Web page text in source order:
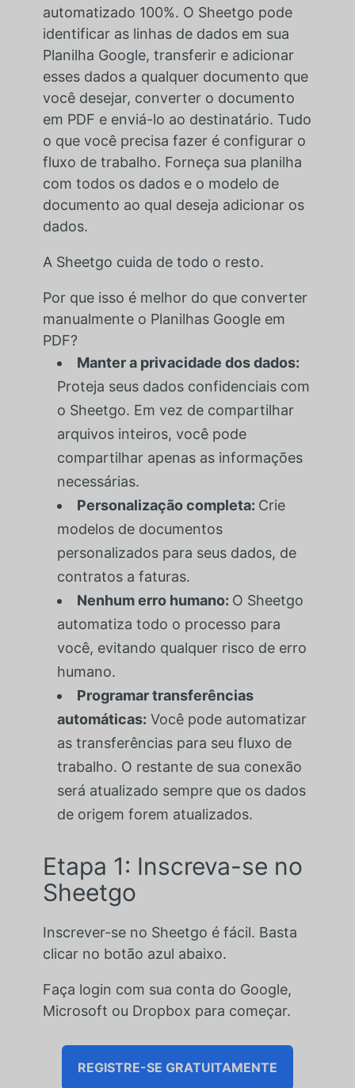
automatizado 100%. O Sheetgo pode
identificar as linhas de dados em sua
Planilha Google, transferir e adicionar
esses dados a qualquer documento que
você desejar, converter o documento
em PDF e enviá-lo ao destinatário. Tudo
o que você precisa fazer é configurar o
fluxo de trabalho. Forneça sua planilha
com todos os dados e o modelo de
documento ao qual deseja adicionar os
dados.
A Sheetgo cuida de todo o resto.
Por que isso é melhor do que converter
manualmente o Planilhas Google em
PDF?
Manter a privacidade dos dados:
Proteja seus dados confidenciais com
o Sheetgo. Em vez de compartilhar
arquivos inteiros, você pode
compartilhar apenas as informações
necessárias.
Personalização completa: Crie
modelos de documentos
personalizados para seus dados, de
contratos a faturas.
Nenhum erro humano: O Sheetgo
automatiza todo o processo para
você, evitando qualquer risco de erro
humano.
Programar transferências
automáticas: Você pode automatizar
as transferências para seu fluxo de
trabalho. O restante de sua conexão
será atualizado sempre que os dados
de origem forem atualizados.
Etapa 1: Inscreva-se no
Sheetgo
Inscrever-se no Sheetgo é fácil. Basta
clicar no botão azul abaixo.
Faça login com sua conta do Google,
Microsoft ou Dropbox para começar.
REGISTRE-SE GRATUITAMENTE